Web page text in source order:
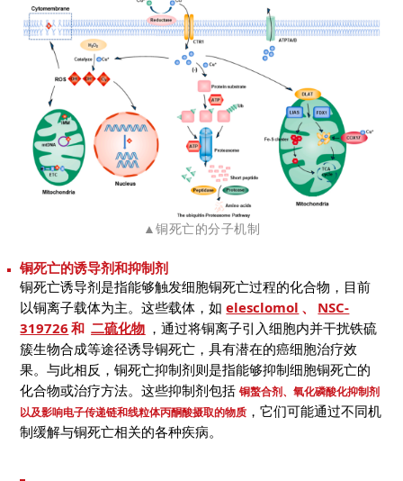
▲铜死亡的分子机制
铜死亡的诱导剂和抑制剂
铜死亡诱导剂是指能够触发细胞铜死亡过程的化合物，目前
以铜离子载体为主。这些载体，如elesclomol 、
NSC-
319726 和 二硫化物 ，通过将铜离子引入细胞内并干扰铁硫
簇生物合成等途径诱导铜死亡，具有潜在的癌细胞治疗效
果。与此相反，铜死亡抑制剂则是指能够抑制细胞铜死亡的
化合物或治疗方法。这些抑制剂包括铜螯合剂、氧化磷酸化抑制剂
以及影响电子传递链和线粒体丙酮酸摄取的物质 ，它们可能通过不同机
制缓解与铜死亡相关的各种疾病。